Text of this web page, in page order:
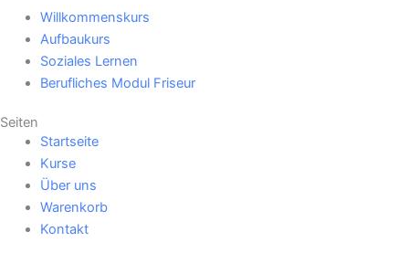
Willkommenskurs
Aufbaukurs
Soziales Lernen
Berufliches Modul Friseur
Seiten
Startseite
Kurse
Über uns
Warenkorb
Kontakt